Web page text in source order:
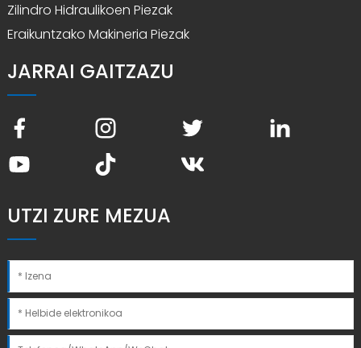
Zilindro Hidraulikoen Piezak
Eraikuntzako Makineria Piezak
JARRAI GAITZAZU
UTZI ZURE MEZUA